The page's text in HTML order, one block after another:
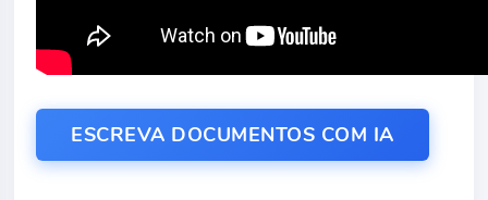
ESCREVA DOCUMENTOS COM IA